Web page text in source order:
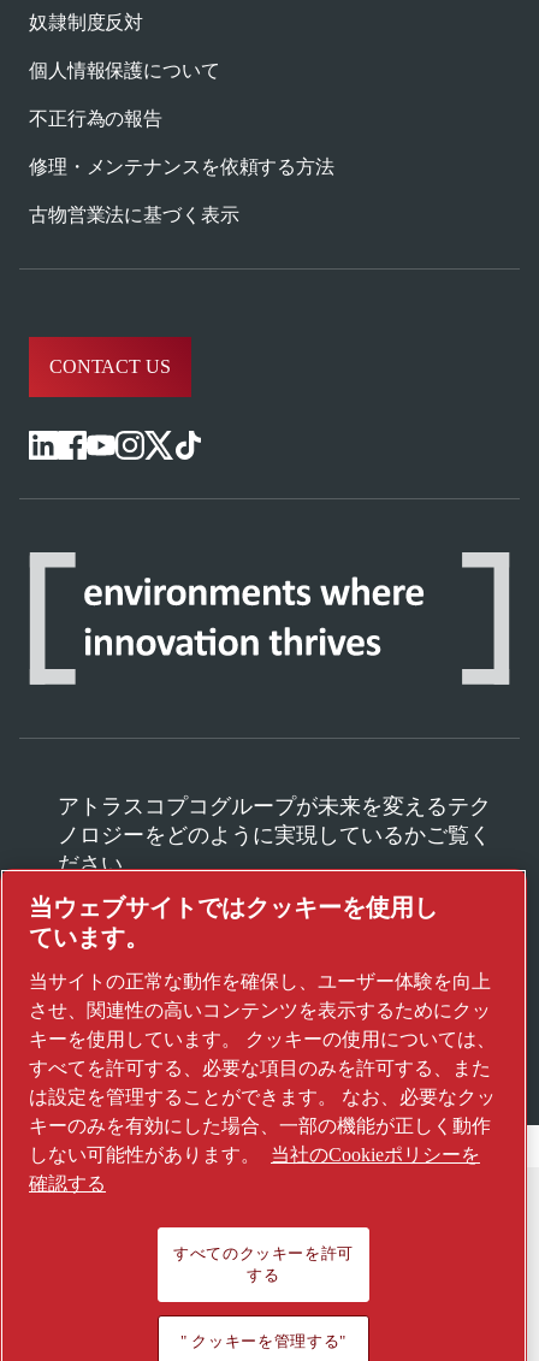
奴隷制度反対
個人情報保護について
不正行為の報告
修理・メンテナンスを依頼する方法
古物営業法に基づく表示
CONTACT US
アトラスコプコグループが未来を変えるテク
ノロジーをどのように実現しているかご覧く
ださい。
アトラスコプコグループのウェブサイトをご
覧ください。
アトラスコプコグループの一員
" クッキーを管理する"
© 2026 Copyright. All rights reserved.
当ウェブサイトではクッキーを使用し
ています。
当サイトの正常な動作を確保し、ユーザー体験を向上
させ、関連性の高いコンテンツを表示するためにクッ
キーを使用しています。 クッキーの使用については、
すべてを許可する、必要な項目のみを許可する、また
は設定を管理することができます。 なお、必要なクッ
キーのみを有効にした場合、一部の機能が正しく動作
しない可能性があります。
当社のCookieポリシーを
確認する
すべてのクッキーを許可
する
" クッキーを管理する"